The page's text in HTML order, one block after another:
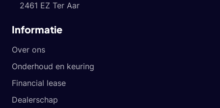
2461 EZ Ter Aar
Informatie
Over ons
Onderhoud en keuring
Financial lease
Dealerschap